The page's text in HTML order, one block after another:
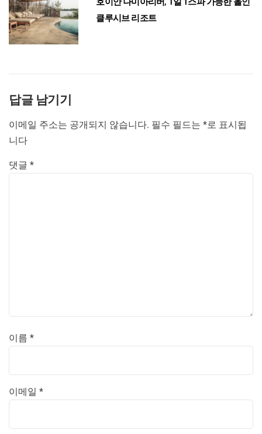
클루시브 리조트
답글 남기기
이메일 주소는 공개되지 않습니다. 필수 필드는 *로 표시됩
니다
댓글 *
이름 *
이메일 *